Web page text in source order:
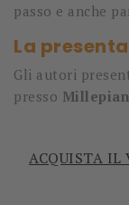
passo e anche
La
Gli autori
presso
ACQUISTA IL